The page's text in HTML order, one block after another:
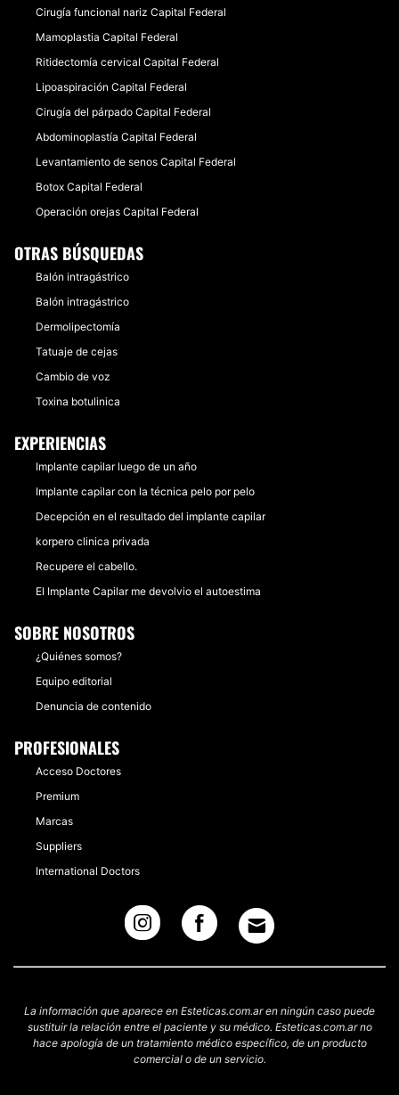
Cirugía funcional nariz Capital Federal
Mamoplastia Capital Federal
Ritidectomía cervical Capital Federal
Lipoaspiración Capital Federal
Cirugía del párpado Capital Federal
Abdominoplastía Capital Federal
Levantamiento de senos Capital Federal
Botox Capital Federal
Operación orejas Capital Federal
OTRAS BÚSQUEDAS
Balón intragástrico
Balón intragástrico
Dermolipectomía
Tatuaje de cejas
Cambio de voz
Toxina botulinica
EXPERIENCIAS
Implante capilar luego de un año
Implante capilar con la técnica pelo por pelo
Decepción en el resultado del implante capilar
korpero clinica privada
Recupere el cabello.
El Implante Capilar me devolvio el autoestima
SOBRE NOSOTROS
¿Quiénes somos?
Equipo editorial
Denuncia de contenido
PROFESIONALES
Acceso Doctores
Premium
Marcas
Suppliers
International Doctors
La información que aparece en Esteticas.com.ar en ningún caso puede
sustituir la relación entre el paciente y su médico. Esteticas.com.ar no
hace apología de un tratamiento médico específico, de un producto
comercial o de un servicio.